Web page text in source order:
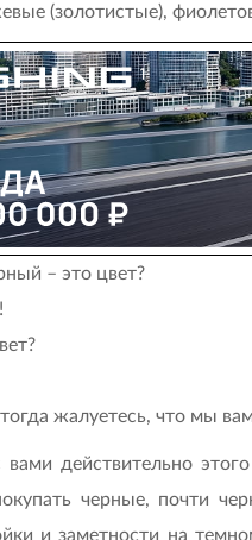
(золотистые),
– это цвет?
жалуетесь, что мы
действительно
черные, почти
и заметности на